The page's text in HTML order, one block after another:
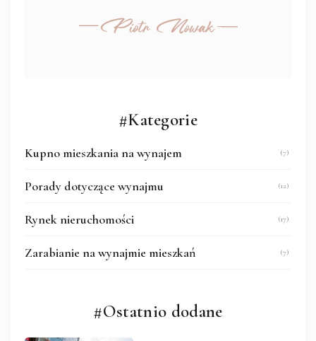
#Kategorie
Kupno mieszkania na wynajem (7)
Porady dotyczące wynajmu (12)
Rynek nieruchomości (17)
Zarabianie na wynajmie mieszkań (7)
#Ostatnio dodane